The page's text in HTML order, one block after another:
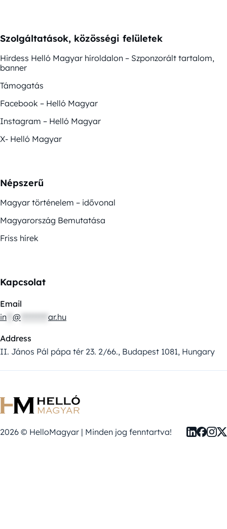
Szolgáltatások, közösségi felületek
Hirdess Helló Magyar híroldalon – Szponzorált tartalom,
banner
Támogatás
Facebook – Helló Magyar
Instagram – Helló Magyar
X- Helló Magyar
Népszerű
Magyar történelem – idővonal
Magyarország Bemutatása
Friss hírek
Kapcsolat
Email
in @ ar.hu
Address
II. János Pál pápa tér 23. 2/66., Budapest 1081, Hungary
2026 © HelloMagyar | Minden jog fenntartva!